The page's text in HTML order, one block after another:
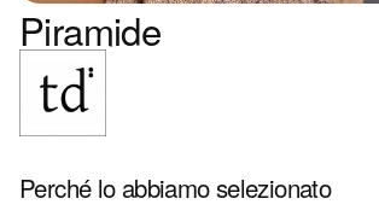
Piramide
Perché lo abbiamo selezionato